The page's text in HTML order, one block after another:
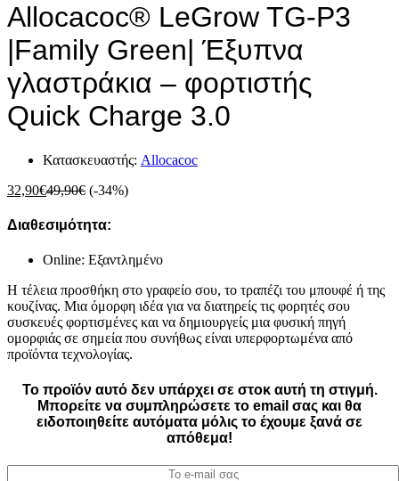
Allocacoc® LeGrow TG-P3
|Family Green| Έξυπνα
γλαστράκια – φορτιστής
Quick Charge 3.0
Κατασκευαστής: Allocacoc
32,90€49,90€ (-34%)
Διαθεσιμότητα:
Online: Εξαντλημένο
Η τέλεια προσθήκη στο γραφείο σου, το τραπέζι του μπουφέ ή της
κουζίνας. Μια όμορφη ιδέα για να διατηρείς τις φορητές σου
συσκευές φορτισμένες και να δημιουργείς μια φυσική πηγή
ομορφιάς σε σημεία που συνήθως είναι υπερφορτωμένα από
προϊόντα τεχνολογίας.
Το προϊόν αυτό δεν υπάρχει σε στοκ αυτή τη στιγμή.
Mπορείτε να συμπληρώσετε το email σας και θα
ειδοποιηθείτε αυτόματα μόλις το έχουμε ξανά σε
απόθεμα!